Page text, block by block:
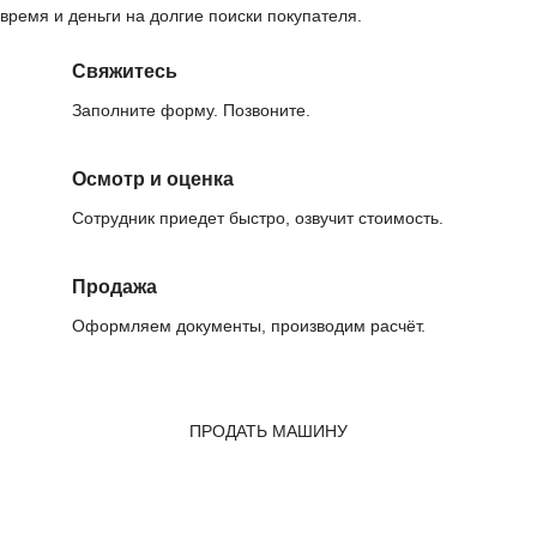
время и деньги на долгие поиски покупателя.
Свяжитесь
Заполните форму. Позвоните.
Осмотр и оценка
Сотрудник приедет быстро, озвучит стоимость.
Продажа
Оформляем документы, производим расчёт.
ПРОДАТЬ МАШИНУ